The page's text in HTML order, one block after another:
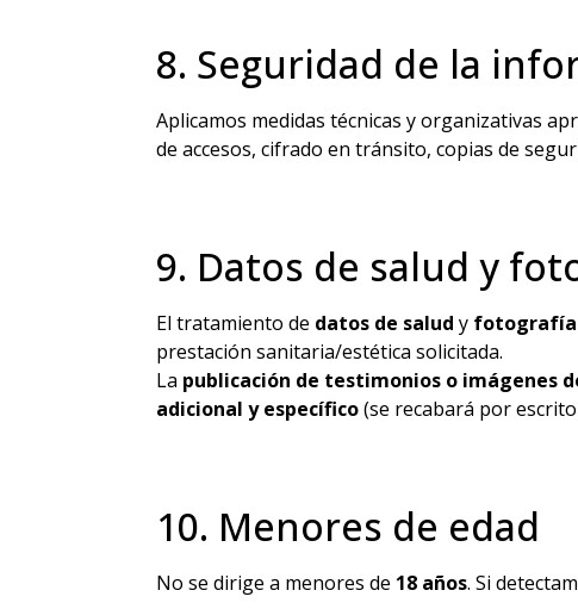
8. Seguridad de la
Aplicamos medidas técnicas y organizativas
de accesos, cifrado en tránsito, copias de
9. Datos de salud y
El tratamiento de datos de salud y
prestación sanitaria/estética solicitada.
La publicación de testimonios o imágenes
adicional y específico(se recabará por
10. Menores de edad
No se dirige a menores de 18 años. Si